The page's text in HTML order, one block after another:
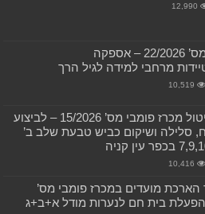
12,990
מכרז פומבי מס’ 22/2026 – אספקה
מרחבי למידה לגיל הרך
10,519
הודעה על ביטול מכרז פומבי מס’ 15/2026 – לביצוע
סלילה ושיקום כביש טבעת שלב ב’
10,416
מועדים במכרז פומבי מס’